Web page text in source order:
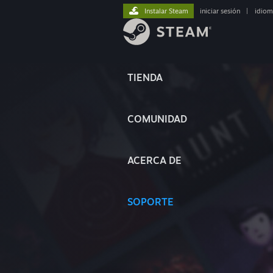
TIENDA
COMUNIDAD
ACERCA DE
SOPORTE
Instalar Steam iniciar sesión